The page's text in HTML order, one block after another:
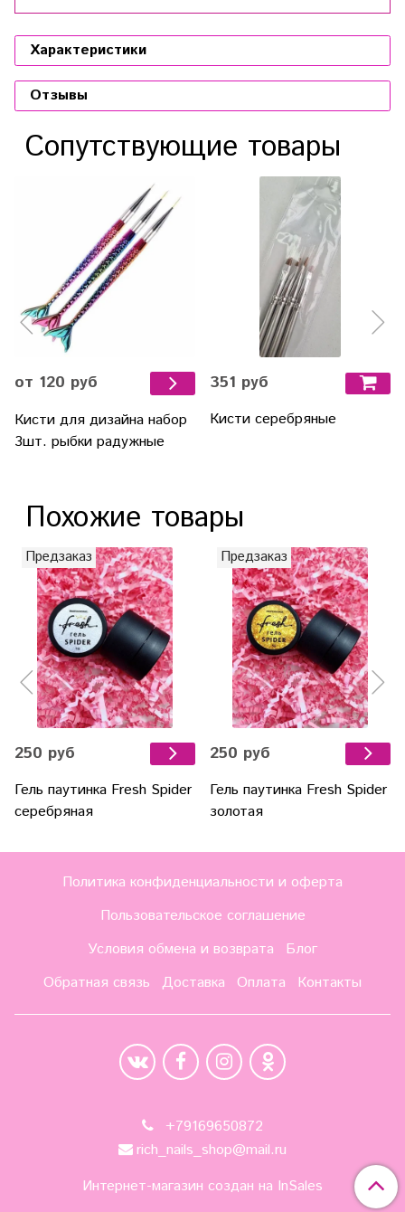
Характеристики
Отзывы
Сопутствующие товары
от 120 руб
Кисти для дизайна набор
3шт. рыбки радужные
351 руб
Кисти серебряные
Похожие товары
Предзаказ
250 руб
Гель паутинка Fresh Spider
серебряная
Предзаказ
250 руб
Гель паутинка Fresh Spider
золотая
Политика конфиденциальности и оферта
Пользовательское соглашение
Условия обмена и возврата
Блог
Обратная связь
Доставка Оплата Контакты
+79169650872
rich_nails_shop@mail.ru
Интернет-магазин создан на InSales